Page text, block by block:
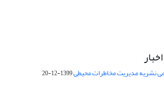
نشریه مدیریت مخاطرات محیطی1399-12-20